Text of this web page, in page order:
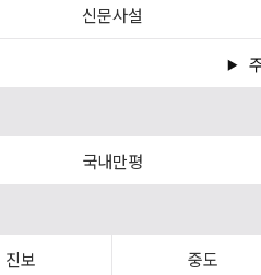
신문사설
국내만평
진보 중도